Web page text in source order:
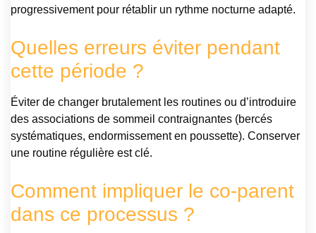
progressivement pour rétablir un rythme nocturne adapté.
Quelles erreurs éviter pendant
cette période ?
Éviter de changer brutalement les routines ou d’introduire
des associations de sommeil contraignantes (bercés
systématiques, endormissement en poussette). Conserver
une routine régulière est clé.
Comment impliquer le co-parent
dans ce processus ?